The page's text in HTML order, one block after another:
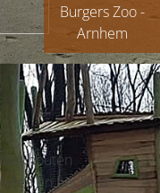
Burgers Zoo -
Arnhem
houten
en het kind